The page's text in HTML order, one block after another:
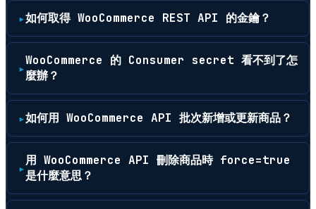
如何取得 WooCommerce REST API 的金鑰？
WooCommerce 的 Consumer secret 看不到了怎
麼辦？
如何用 WooCommerce API 批次新增或更新商品？
用 WooCommerce API 刪除商品時 force=true
是什麼意思？